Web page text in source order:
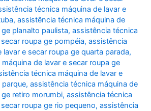
técnica máquina de lavar e
,assistência técnica máquina de
planalto paulista,assistência técnica
roupa ge pompéia,assistência
e secar roupa ge quarta parada,
de lavar e secar roupa ge
técnica máquina de lavar e
parque,assistência técnica máquina de
retiro morumbi,assistência técnica
roupa ge rio pequeno,assistência